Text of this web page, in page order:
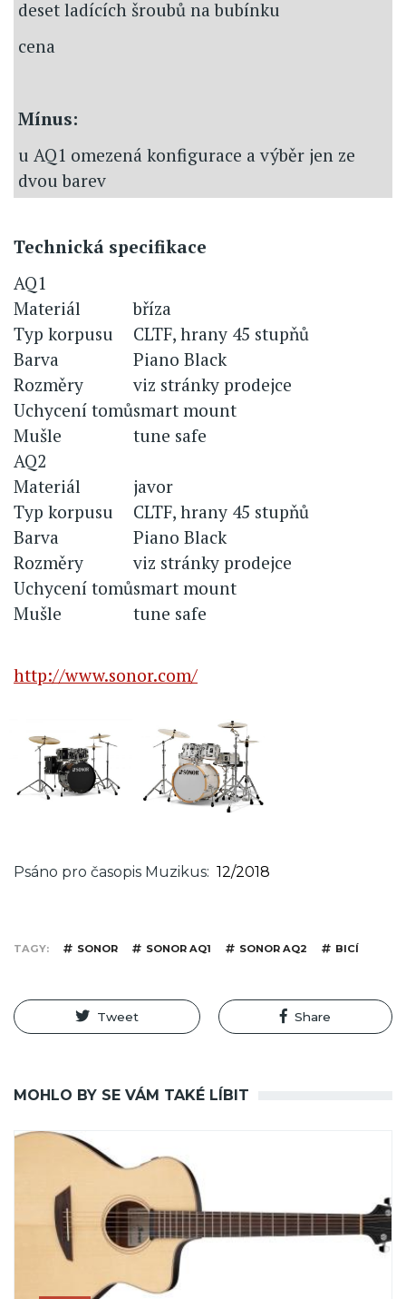
deset ladících šroubů na bubínku
cena
Mínus:
u AQ1 omezená konfigurace a výběr jen ze
dvou barev
Technická specifikace
AQ1
Materiál
bříza
Typ korpusu
CLTF, hrany 45 stupňů
Barva
Piano Black
Rozměry
viz stránky prodejce
Uchycení tomůsmart mount
Mušle
tune safe
AQ2
Materiál
javor
Typ korpusu
CLTF, hrany 45 stupňů
Barva
Piano Black
Rozměry
viz stránky prodejce
Uchycení tomůsmart mount
Mušle
tune safe
http://www.sonor.com/
Psáno pro časopis Muzikus 12/2018
TAGY SONOR SONOR AQ1 SONOR AQ2 BICÍ
Tweet Share
MOHLO BY SE VÁM TAKÉ LÍBIT